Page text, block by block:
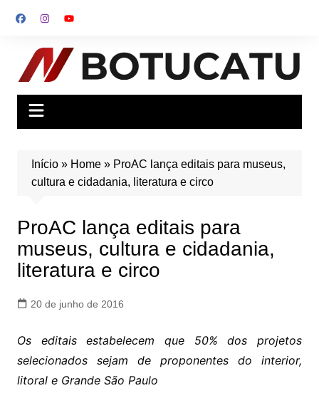
para
conteúdo
Início» Home» ProAC lança editais para museus,
cultura e cidadania, literatura e circo
ProAC lança editais para
museus, cultura e cidadania,
literatura e circo
20 de junho de 2016
Os editais estabelecem que 50% dos projetos
selecionados sejam de proponentes do interior,
litoral e Grande São Paulo